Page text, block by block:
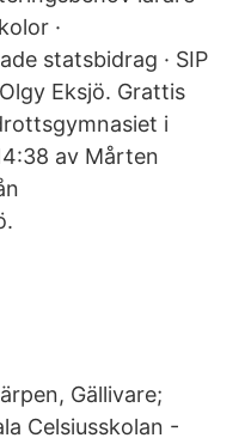
·
statsbidrag · SIP
Eksjö. Grattis
i
av Mårten
Gällivare;
Celsiusskolan -